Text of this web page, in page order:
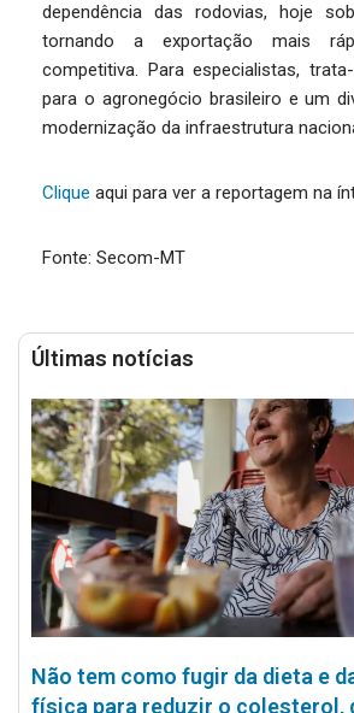
dependência das rodovias, hoje
tornando a exportação mais
competitiva. Para especialistas,
para o agronegócio brasileiro e um
modernização da infraestrutura
Clique aqui para ver a reportagem na
Fonte: Secom-MT
Últimas notícias
Não tem como fugir da dieta e
física para reduzir o colesterol,